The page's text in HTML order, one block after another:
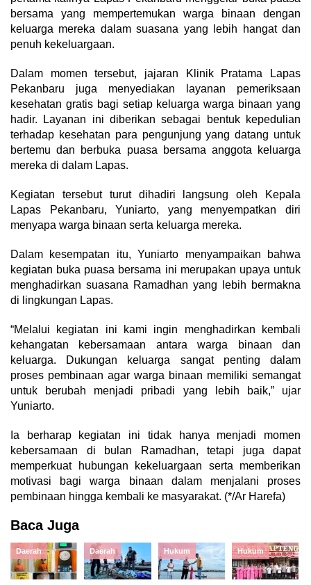
bersama yang mempertemukan warga binaan dengan
keluarga mereka dalam suasana yang lebih hangat dan
penuh kekeluargaan.
Dalam momen tersebut, jajaran Klinik Pratama Lapas
Pekanbaru juga menyediakan layanan pemeriksaan
kesehatan gratis bagi setiap keluarga warga binaan yang
hadir. Layanan ini diberikan sebagai bentuk kepedulian
terhadap kesehatan para pengunjung yang datang untuk
bertemu dan berbuka puasa bersama anggota keluarga
mereka di dalam Lapas.
Kegiatan tersebut turut dihadiri langsung oleh Kepala
Lapas Pekanbaru, Yuniarto, yang menyempatkan diri
menyapa warga binaan serta keluarga mereka.
Dalam kesempatan itu, Yuniarto menyampaikan bahwa
kegiatan buka puasa bersama ini merupakan upaya untuk
menghadirkan suasana Ramadhan yang lebih bermakna
di lingkungan Lapas.
“Melalui kegiatan ini kami ingin menghadirkan kembali
kehangatan kebersamaan antara warga binaan dan
keluarga. Dukungan keluarga sangat penting dalam
proses pembinaan agar warga binaan memiliki semangat
untuk berubah menjadi pribadi yang lebih baik,” ujar
Yuniarto.
Ia berharap kegiatan ini tidak hanya menjadi momen
kebersamaan di bulan Ramadhan, tetapi juga dapat
memperkuat hubungan kekeluargaan serta memberikan
motivasi bagi warga binaan dalam menjalani proses
pembinaan hingga kembali ke masyarakat. (*/Ar Harefa)
Baca Juga
Daerah Daerah Hukum Hukum